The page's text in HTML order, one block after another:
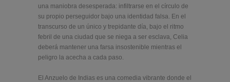
una maniobra desesperada: infiltrarse en el círculo de
su propio perseguidor bajo una identidad falsa. En el
transcurso de un único y trepidante día, bajo el ritmo
febril de una ciudad que se niega a ser esclava, Celia
deberá mantener una farsa insostenible mientras el
peligro la acecha a cada paso.
El Anzuelo de Indias es una comedia vibrante donde el